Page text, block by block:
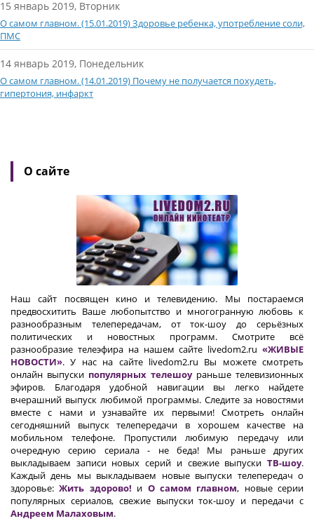
15 январь 2019, Вторник
О самом главном. (15.01.2019) Здоровье ребенка, употребление соли,
ПМС
14 январь 2019, Понедельник
О самом главном. (14.01.2019) Почему не получается похудеть,
гипертония, инфаркт
О сайте
Наш сайт посвящен кино и телевидению. Мы постараемся
предвосхитить Ваше любопытство и многогранную любовь к
разнообразным телепередачам, от ток-шоу до серьёзных
политических и новостных программ. Смотрите всё
разнообразие телеэфира на нашем сайте livedom2.ru «ЖИВЫЕ
НОВОСТИ». У нас на сайте livedom2.ru Вы можете смотреть
онлайн выпуски популярных телешоураньше телевизионных
эфиров. Благодаря удобной навигации вы легко найдете
вчерашний выпуск любимой программы. Следите за новостями
вместе с нами и узнавайте их первыми! Смотреть онлайн
сегодняшний выпуск телепередачи в хорошем качестве на
мобильном телефоне. Пропустили любимую передачу или
очередную серию сериала - не беда! Мы раньше других
выкладываем записи новых серий и свежие выпуски ТВ-шоу.
Каждый день мы выкладываем новые выпуски телепередач о
здоровье:Жить здорово! и О самом главном, новые серии
популярных сериалов, свежие выпуски ток-шоу и передачи с
Андреем Малаховым.